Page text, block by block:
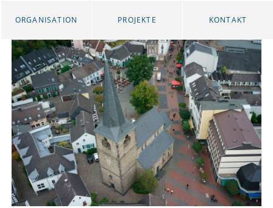
ORGANISATION PROJEKTE KONTAKT